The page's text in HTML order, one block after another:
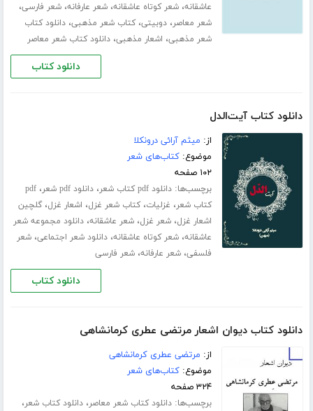
عاشقانه،شعر کوتاه عاشقانه،شعر عارفانه،شعر فارسی،
شعر معاصر،دوبیتی،کتاب شعر مذهبی،دانلود کتاب
شعر مذهبی، اشعار مذهبی،دانلود کتاب شعر معاصر
دانلود کتاب
دانلود کتاب آیت‌الدل
از: میثم آرائی درونکلا
موضوع:کتاب‌های شعر
۱۰۲ صفحه
برچسب‌ها:دانلود pdf کتاب شعر ،دانلود pdf شعر ،pdf
کتاب شعر، غزلیات،کتاب شعر غزل، اشعار غزل،گلچین
اشعار غزل،شعر غزل،شعر عاشقانه،دانلود مجموعه شعر
عاشقانه،شعر کوتاه عاشقانه،دانلود شعر اجتماعی،شعر
فلسفی،شعر عارفانه،شعر فارسی
دانلود کتاب
دانلود کتاب دیوان اشعار مرتضی عطری کرمانشاهی
از: مرتضی عطری کرمانشاهی
موضوع:کتاب‌های شعر
۳۲۴ صفحه
برچسب‌ها:دانلود کتاب شعر معاصر،دانلود کتاب شعر،